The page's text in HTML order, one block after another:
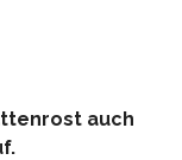
auch